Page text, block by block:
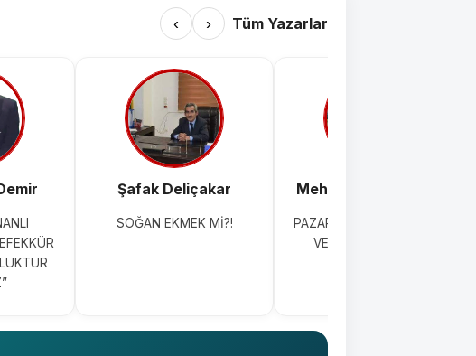
‹ › Tüm Yazarlar
Şafak Deliçakar
SOĞAN EKMEK Mİ?!
Mehmet Topkaraoğlu
PAZAR GÜNÜ TIRAŞ ÇİLESİ
VE ÇÖZÜM ÖNERİSİ